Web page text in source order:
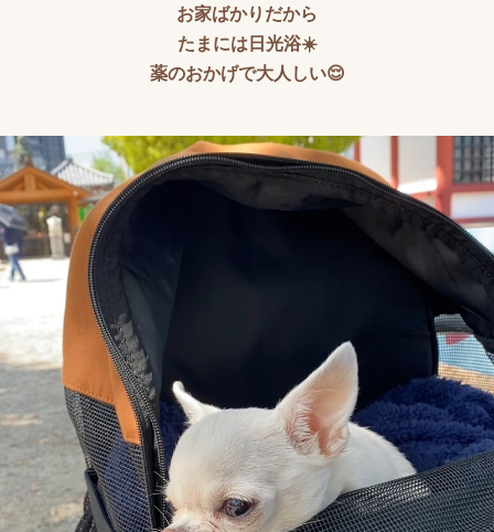
お家ばかりだから
たまには日光浴☀️
薬のおかげで大人しい😌